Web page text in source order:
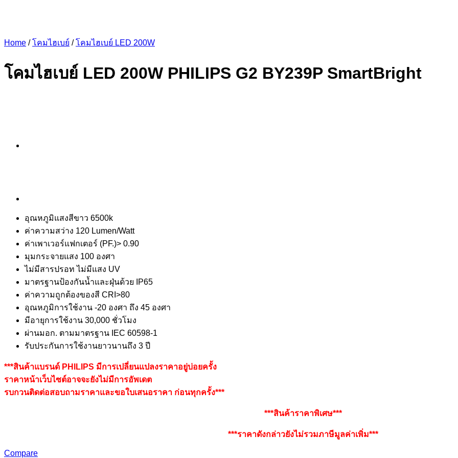
Home / โคมไฮเบย์ / โคมไฮเบย์ LED 200W
โคมไฮเบย์ LED 200W PHILIPS G2 BY239P SmartBright
อุณหภูมิแสงสีขาว 6500k
ค่าความสว่าง 120 Lumen/Watt
ค่าเพาเวอร์แฟกเตอร์ (PF.)> 0.90
มุมกระจายแสง 100 องศา
ไม่มีสารปรอท ไม่มีแสง UV
มาตรฐานป้องกันน้ำและฝุ่นด้วย IP65
ค่าความถูกต้องของสี CRI>80
อุณหภูมิการใช้งาน -20 องศา ถึง 45 องศา
มีอายุการใช้งาน 30,000 ชั่วโมง
ผ่านมอก. ตามมาตรฐาน IEC 60598-1
รับประกันการใช้งานยาวนานถึง 3 ปี
***สินค้าแบรนด์ PHILIPS มีการเปลี่ยนแปลงราคาอยู่บ่อยครั้ง
ราคาหน้าเว็บไซต์อาจจะยังไม่มีการอัพเดต
รบกวนติดต่อสอบถามราคาและขอใบเสนอราคา ก่อนทุกครั้ง***
***สินค้าราคาพิเศษ***
***ราคาดังกล่าวยังไม่รวมภาษีมูลค่าเพิ่ม***
Compare